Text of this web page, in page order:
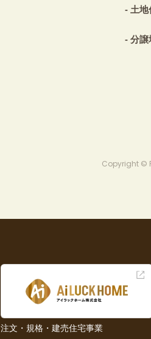
土地
分譲
Copyright ©
注文・規格・建売住宅事業